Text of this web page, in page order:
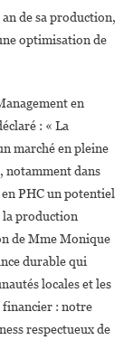
de sa production,
optimisation de
en
: « La
marché en pleine
notamment dans
PHC un potentiel
la production
de Mme Monique
durable qui
locales et les
financier : notre
respectueux de